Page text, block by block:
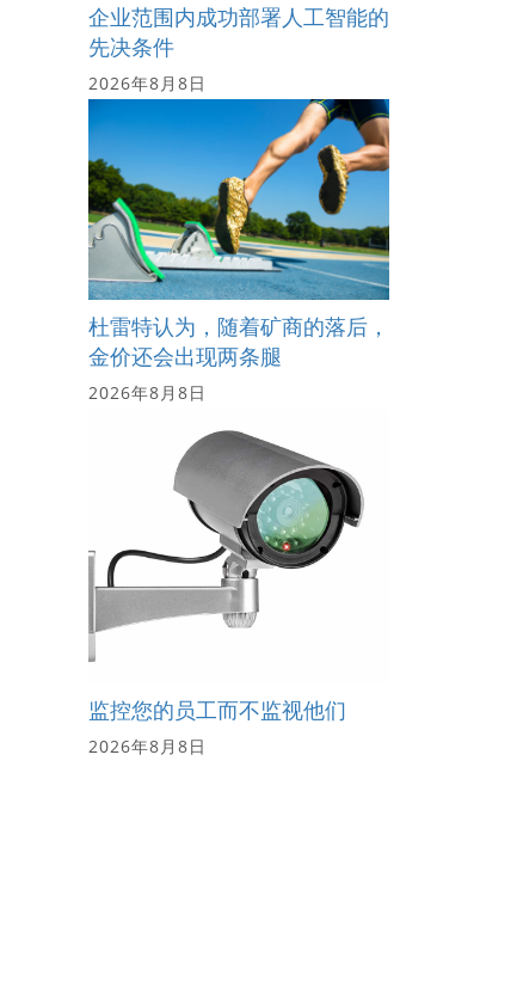
企业范围内成功部署人工智能的
先决条件
2026年8月8日
杜雷特认为，随着矿商的落后，
金价还会出现两条腿
2026年8月8日
监控您的员工而不监视他们
2026年8月8日